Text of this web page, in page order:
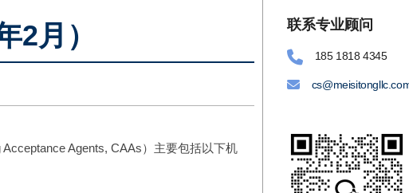
2月）
Agents, CAAs）主要包括以下机
联系专业顾问
185 1818 4345